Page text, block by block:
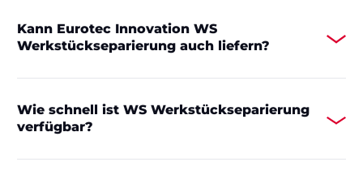
Kann Eurotec Innovation WS
Werkstückseparierung auch liefern?
Wie schnell ist WS Werkstückseparierung
verfügbar?